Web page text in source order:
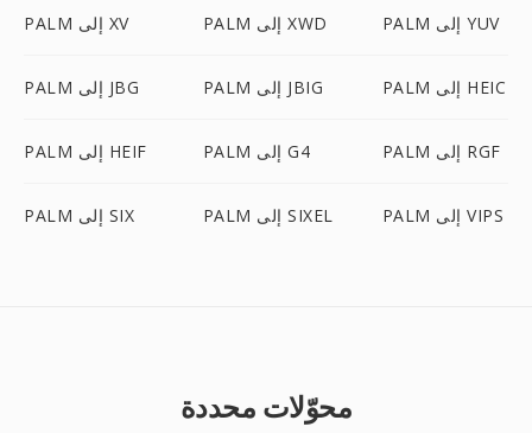
PALM إلى XV PALM إلى XWD PALM إلى YUV
PALM إلى JBG PALM إلى JBIG PALM إلى HEIC
PALM إلى HEIF PALM إلى G4 PALM إلى RGF
PALM إلى SIX PALM إلى SIXEL PALM إلى VIPS
محوّلات محددة